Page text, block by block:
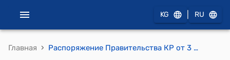
KG RU
Главная › Распоряжение Правительства КР от 3 мая 2000 года №168-р (Об утверждении кыргызской части Кыргызско-Таджикской межправительственной комиссии по комплексному рассмотрению вопросов)